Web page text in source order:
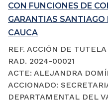
CON FUNCIONES DE
GARANTIAS SANTIAGO
CAUCA
REF. ACCIÓN DE TUTELA
RAD. 2024-00021
ACTE: ALEJANDRA
ACCIONADO:
DEPARTAMENTAL DEL